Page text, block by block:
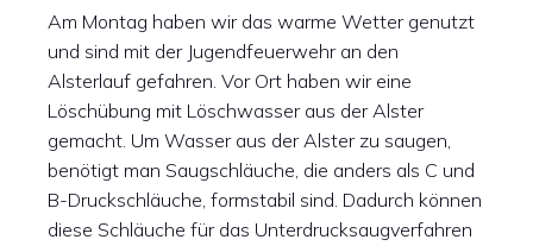
Am Montag haben wir das warme Wetter genutzt
und sind mit der Jugendfeuerwehr an den
Alsterlauf gefahren. Vor Ort haben wir eine
Löschübung mit Löschwasser aus der Alster
gemacht. Um Wasser aus der Alster zu saugen,
benötigt man Saugschläuche, die anders als C und
B-Druckschläuche, formstabil sind. Dadurch können
diese Schläuche für das Unterdrucksaugverfahren